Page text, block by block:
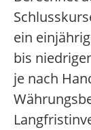
ein
bis
je nach